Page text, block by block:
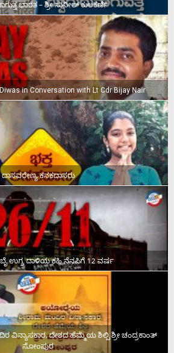
ಭಾರತ – ಶ್ರೀ ಸುನೀಲ್‌ ಕುಲಕರ್ಣಿ
in Conversation with Lt Cdr Bijay Nair
ದಾಸವರೇಣ್ಯ ಕನಕದಾಸರು
ಉಗ್ರ ದಾಳಿಯ ಕಹಿ ನೆನಪಿಗೆ 12 ವರ್ಷ
ದೇಶದ ಹೆಮ್ಮೆಯ ಶಿಲ್ಪಿ ಶ್ರೀ ಚಂದ್ರಕಾಂತ್‌
ಸೋಂಪುರ